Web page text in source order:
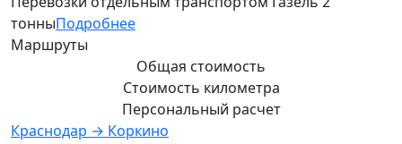
тонныПодробнее
Маршруты
Общая стоимость
Стоимость километра
Персональный расчет
Краснодар → Коркино